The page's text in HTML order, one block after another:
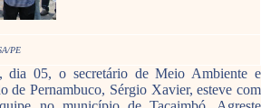
PE
dia 05, o secretário de Meio Ambiente e
de Pernambuco, Sérgio Xavier, esteve com